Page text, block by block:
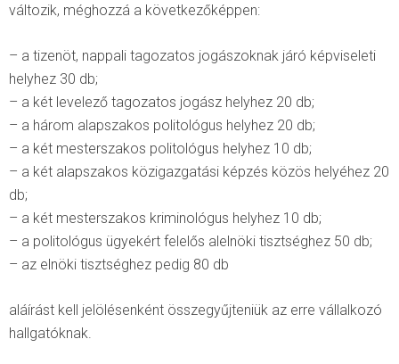
változik, méghozzá a következőképpen:
– a tizenöt, nappali tagozatos jogászoknak járó képviseleti
helyhez 30 db;
– a két levelező tagozatos jogász helyhez 20 db;
– a három alapszakos politológus helyhez 20 db;
– a két mesterszakos politológus helyhez 10 db;
– a két alapszakos közigazgatási képzés közös helyéhez 20
db;
– a két mesterszakos kriminológus helyhez 10 db;
– a politológus ügyekért felelős alelnöki tisztséghez 50 db;
– az elnöki tisztséghez pedig 80 db
aláírást kell jelölésenként összegyűjteniük az erre vállalkozó
hallgatóknak.